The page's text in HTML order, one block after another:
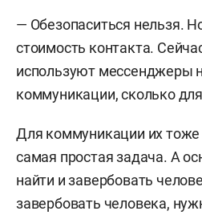
— Обезопаситься нельзя.
стоимость контакта.
используют мессенджеры
коммуникации, сколько
Для коммуникации их тоже
самая простая задача. А
найти и завербовать
завербовать человека,